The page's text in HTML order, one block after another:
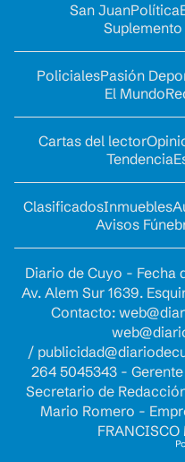
San JuanPolítica
Suplemento
PolicialesPasión
El Mundo
Cartas del lector
Tendencia
ClasificadosInmuebles
Avisos
Diario de Cuyo - Fecha
Av. Alem Sur 1639.
Contacto:
/
264 5045343 -
Secretario de
Mario Romero -
FRANCISCO